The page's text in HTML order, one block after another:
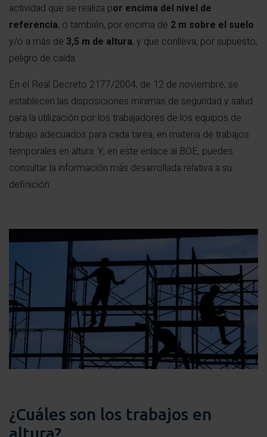
actividad que se realiza por encima del nivel de
referencia, o también, por encima de 2 m sobre el suelo
y/o a más de 3,5 m de altura, y que conlleva, por supuesto,
peligro de caída.
En el Real Decreto 2177/2004, de 12 de noviembre, se
establecen las disposiciones mínimas de seguridad y salud
para la utilización por los trabajadores de los equipos de
trabajo adecuados para cada tarea, en materia de trabajos
temporales en altura. Y, en este enlace al BOE, puedes
consultar la información más desarrollada relativa a su
definición.
¿Cuáles son los trabajos en
altura?